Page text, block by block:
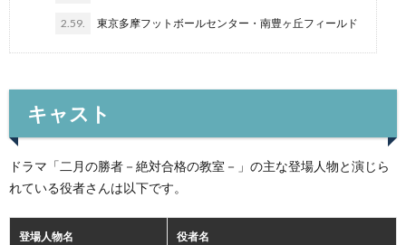
2.59. 東京多摩フットボールセンター・南豊ヶ丘フィールド
キャスト
ドラマ「二月の勝者－絶対合格の教室－」の主な登場人物と演じら
れている役者さんは以下です。
登場人物名 役者名